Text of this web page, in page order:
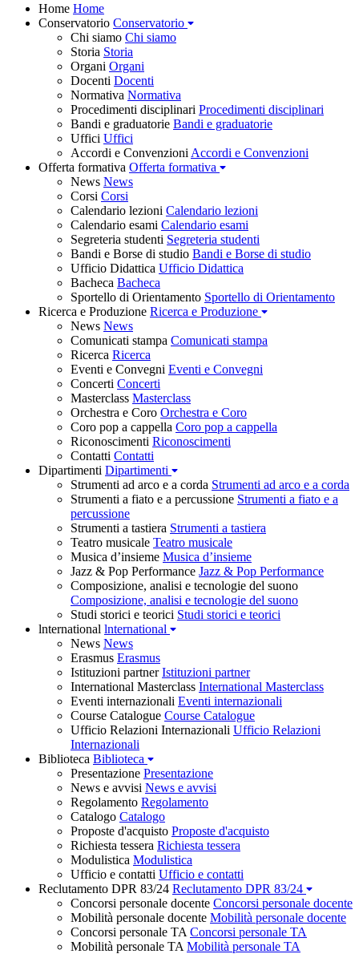
Home Home
Conservatorio Conservatorio
Chi siamo Chi siamo
Storia Storia
Organi Organi
Docenti Docenti
Normativa Normativa
Procedimenti disciplinari Procedimenti disciplinari
Bandi e graduatorie Bandi e graduatorie
Uffici Uffici
Accordi e Convenzioni Accordi e Convenzioni
Offerta formativa Offerta formativa
News News
Corsi Corsi
Calendario lezioni Calendario lezioni
Calendario esami Calendario esami
Segreteria studenti Segreteria studenti
Bandi e Borse di studio Bandi e Borse di studio
Ufficio Didattica Ufficio Didattica
Bacheca Bacheca
Sportello di Orientamento Sportello di Orientamento
Ricerca e Produzione Ricerca e Produzione
News News
Comunicati stampa Comunicati stampa
Ricerca Ricerca
Eventi e Convegni Eventi e Convegni
Concerti Concerti
Masterclass Masterclass
Orchestra e Coro Orchestra e Coro
Coro pop a cappella Coro pop a cappella
Riconoscimenti Riconoscimenti
Contatti Contatti
Dipartimenti Dipartimenti
Strumenti ad arco e a corda Strumenti ad arco e a corda
Strumenti a fiato e a percussione Strumenti a fiato e a
percussione
Strumenti a tastiera Strumenti a tastiera
Teatro musicale Teatro musicale
Musica d’insieme Musica d’insieme
Jazz & Pop Performance Jazz & Pop Performance
Composizione, analisi e tecnologie del suono
Composizione, analisi e tecnologie del suono
Studi storici e teorici Studi storici e teorici
lnternational lnternational
News News
Erasmus Erasmus
Istituzioni partner Istituzioni partner
International Masterclass International Masterclass
Eventi internazionali Eventi internazionali
Course Catalogue Course Catalogue
Ufficio Relazioni Internazionali Ufficio Relazioni
Internazionali
Biblioteca Biblioteca
Presentazione Presentazione
News e avvisi News e avvisi
Regolamento Regolamento
Catalogo Catalogo
Proposte d'acquisto Proposte d'acquisto
Richiesta tessera Richiesta tessera
Modulistica Modulistica
Ufficio e contatti Ufficio e contatti
Reclutamento DPR 83/24 Reclutamento DPR 83/24
Concorsi personale docente Concorsi personale docente
Mobilità personale docente Mobilità personale docente
Concorsi personale TA Concorsi personale TA
Mobilità personale TA Mobilità personale TA